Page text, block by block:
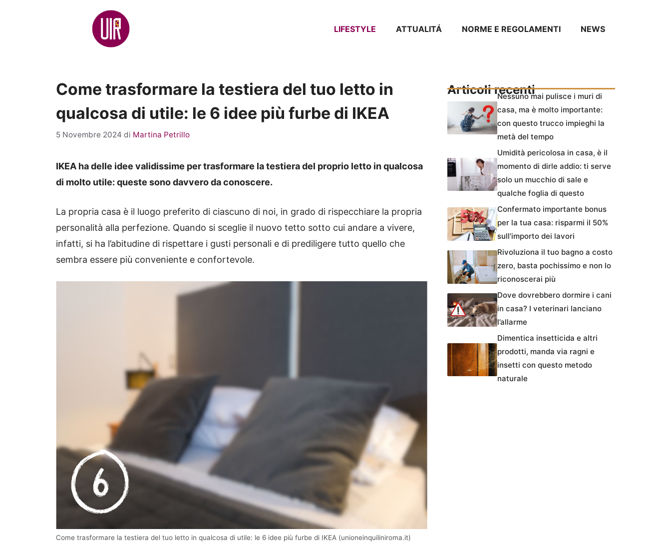
LIFESTYLE ATTUALITÁ NORME E REGOLAMENTI NEWS
Come trasformare la testiera del tuo letto in
qualcosa di utile: le 6 idee più furbe di IKEA
5 Novembre 2024 di Martina Petrillo
IKEA ha delle idee validissime per trasformare la testiera del proprio letto in qualcosa
di molto utile: queste sono davvero da conoscere.
La propria casa è il luogo preferito di ciascuno di noi, in grado di rispecchiare la propria
personalità alla perfezione. Quando si sceglie il nuovo tetto sotto cui andare a vivere,
infatti, si ha l’abitudine di rispettare i gusti personali e di prediligere tutto quello che
sembra essere più conveniente e confortevole.
Come trasformare la testiera del tuo letto in qualcosa di utile: le 6 idee più furbe di IKEA (unioneinquiliniroma.it)
Articoli recentiNessuno mai pulisce i muri di
casa, ma è molto importante:
con questo trucco impieghi la
metà del tempo
Umidità pericolosa in casa, è il
momento di dirle addio: ti serve
solo un mucchio di sale e
qualche foglia di questo
Confermato importante bonus
per la tua casa: risparmi il 50%
sull’importo dei lavori
Rivoluziona il tuo bagno a costo
zero, basta pochissimo e non lo
riconoscerai più
Dove dovrebbero dormire i cani
in casa? I veterinari lanciano
l’allarme
Dimentica insetticida e altri
prodotti, manda via ragni e
insetti con questo metodo
naturale